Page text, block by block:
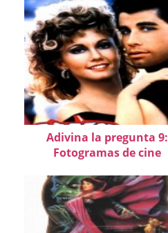
Adivina la pregunta 9:
Fotogramas de cine